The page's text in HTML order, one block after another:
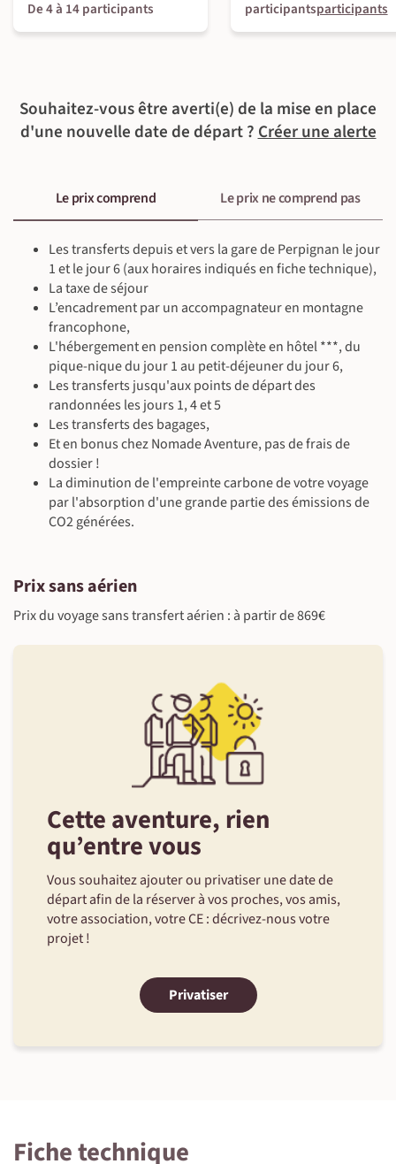
©
De 4 à 14 participants
participantsparticipants
Souhaitez-vous être averti(e) de la mise en place
d'une nouvelle date de départ ?Créer une alerte
Le prix comprend Le prix ne comprend pas
Les transferts depuis et vers la gare de Perpignan le jour
1 et le jour 6 (aux horaires indiqués en fiche technique),
La taxe de séjour
L’encadrement par un accompagnateur en montagne
francophone,
L'hébergement en pension complète en hôtel ***, du
pique-nique du jour 1 au petit-déjeuner du jour 6,
Les transferts jusqu'aux points de départ des
randonnées les jours 1, 4 et 5
Les transferts des bagages,
Et en bonus chez Nomade Aventure, pas de frais de
dossier !
La diminution de l'empreinte carbone de votre voyage
par l'absorption d'une grande partie des émissions de
CO2 générées.
Prix sans aérien
Prix du voyage sans transfert aérien : à partir de 869€
Cette aventure, rien
qu’entre vous
Vous souhaitez ajouter ou privatiser une date de
départ afin de la réserver à vos proches, vos amis,
votre association, votre CE : décrivez-nous votre
projet !
Privatiser
Fiche technique